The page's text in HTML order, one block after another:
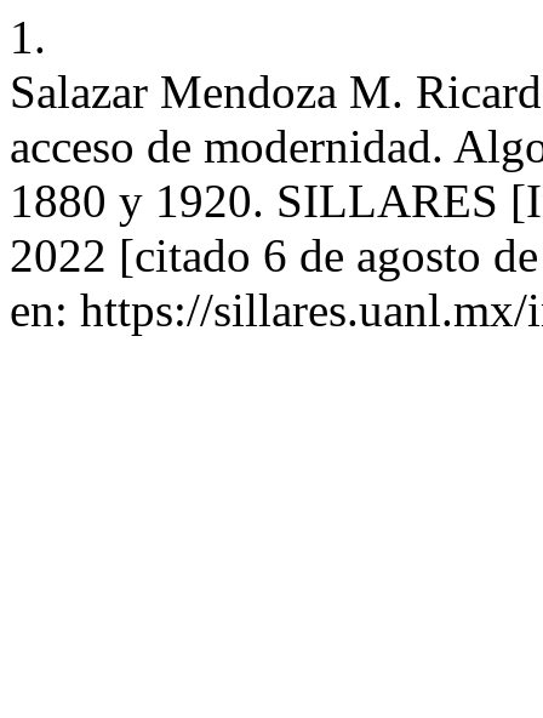
1.
Salazar Mendoza M.
acceso de modernidad.
1880 y 1920. SILLARES
2022 [citado 6 de agosto
en: https://